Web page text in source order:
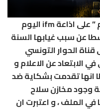
خلال حضورها في برنامج “ستار تايم ” على اذاعة ifm اليوم
عن سبب غيابها السنة
الحوار التونسي
الابتعاد عن الاعلام و
انها تقدمت بشكاية ضد
وجود مخازن سلاح
في الملف ، و اعتبرت ان